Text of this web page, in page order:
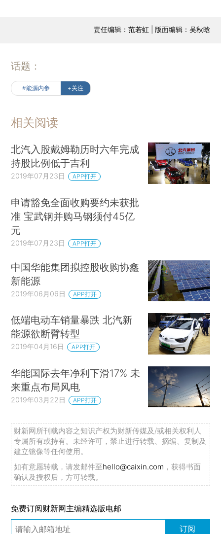
责任编辑：范若虹 | 版面编辑：吴秋晗
话题：
#能源内参 +关注
相关阅读
北汽入股戴姆勒历时六年完成
持股比例低于吉利
2019年07月23日 APP打开
申请豁免全面收购要约未获批
准 宝武钢并购马钢须付45亿
元
2019年07月23日 APP打开
中国华能集团拟控股收购协鑫
新能源
2019年06月06日 APP打开
低端电动车销量暴跌 北汽新
能源欲断臂转型
2019年04月16日 APP打开
华能国际去年净利下滑17% 未
来重点布局风电
2019年03月22日 APP打开
财新网所刊载内容之知识产权为财新传媒及/或相关权利人
专属所有或持有。未经许可，禁止进行转载、摘编、复制及
建立镜像等任何使用。
如有意愿转载，请发邮件至hello@caixin.com ，获得书面
确认及授权后，方可转载。
免费订阅财新网主编精选版电邮
订阅